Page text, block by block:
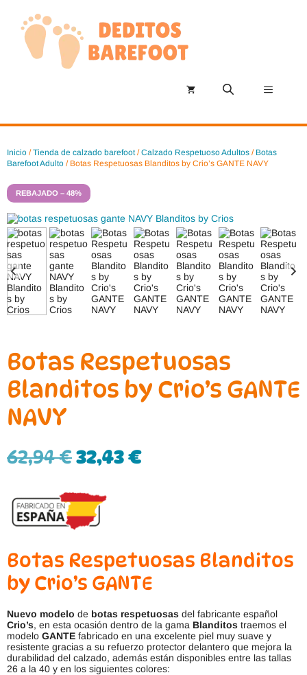
contenido
Menú
Inicio /Tienda de calzado barefoot/Calzado Respetuoso Adultos / Botas
Barefoot Adulto / Botas Respetuosas Blanditos by Crio’s GANTE NAVY
REBAJADO – 48%
Botas Respetuosas
Blanditos by Crio’s GANTE
NAVY
62,94€32,43€
Botas Respetuosas Blanditos
by Crio’s GANTE
Nuevo modelo de botas respetuosas del fabricante español
Crio’s, en esta ocasión dentro de la gama Blanditos traemos el
modelo GANTE fabricado en una excelente piel muy suave y
resistente gracias a su refuerzo protector delantero que mejora la
durabilidad del calzado, además están disponibles entre las tallas
26 a la 40 y en los siguientes colores: